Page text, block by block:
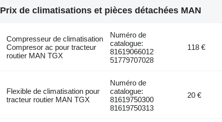
Prix de climatisations et pièces détachées MAN
Compresseur de climatisation
Compresor ac pour tracteur
routier MAN TGX
Numéro de
catalogue:
81619066012
51779707028
118 €
Flexible de climatisation pour
tracteur routier MAN TGX
Numéro de
catalogue:
81619750300
81619750313
20 €